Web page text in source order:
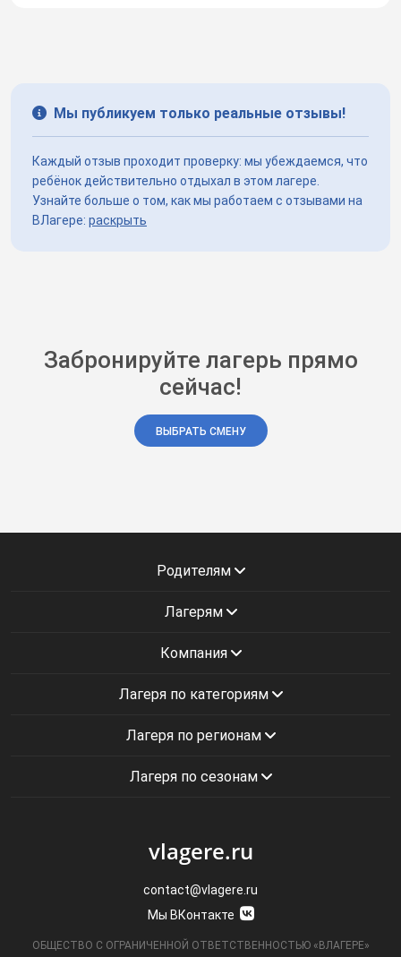
Мы публикуем только реальные отзывы!
Каждый отзыв проходит проверку: мы убеждаемся, что
ребёнок действительно отдыхал в этом лагере.
Узнайте больше о том, как мы работаем с отзывами на
ВЛагере: раскрыть
Забронируйте лагерь прямо
сейчас!
ВЫБРАТЬ СМЕНУ
Родителям
Лагерям
Компания
Лагеря по категориям
Лагеря по регионам
Лагеря по сезонам
vlagere.ru
contact@vlagere.ru
Мы ВКонтакте
ОБЩЕСТВО С ОГРАНИЧЕННОЙ ОТВЕТСТВЕННОСТЬЮ «ВЛАГЕРЕ»